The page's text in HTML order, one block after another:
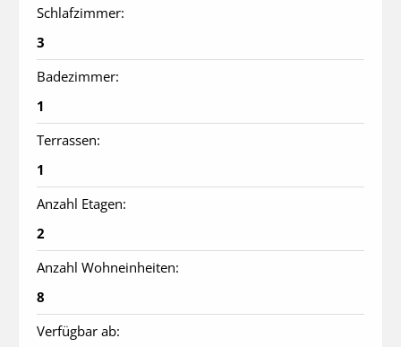
Schlafzimmer:
3
Badezimmer:
1
Terrassen:
1
Anzahl Etagen:
2
Anzahl Wohneinheiten:
8
Verfügbar ab: